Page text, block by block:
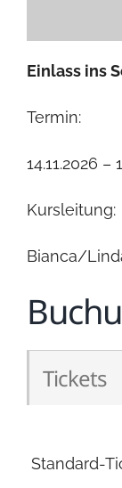
Einlass ins
Termin:
14.11.2026 –
Kursleitung:
Bianca/
Tickets
Standard-